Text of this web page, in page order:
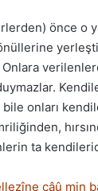
önce o
onları
ta
câû min